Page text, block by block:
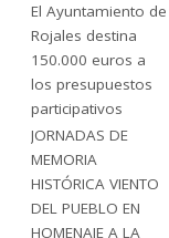
El Ayuntamiento de
Rojales destina
150.000 euros a
los presupuestos
participativos
JORNADAS DE
MEMORIA
HISTÓRICA VIENTO
DEL PUEBLO EN
HOMENAJE A LA